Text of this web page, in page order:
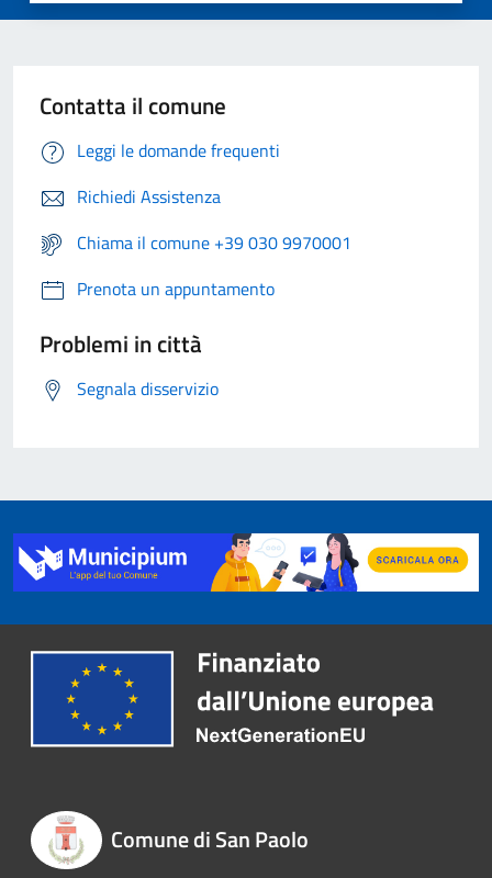
Contatta il comune
Leggi le domande frequenti
Richiedi Assistenza
Chiama il comune +39 030 9970001
Prenota un appuntamento
Problemi in città
Segnala disservizio
Comune di San Paolo